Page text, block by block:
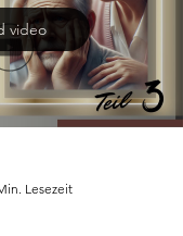
video
Lesezeit